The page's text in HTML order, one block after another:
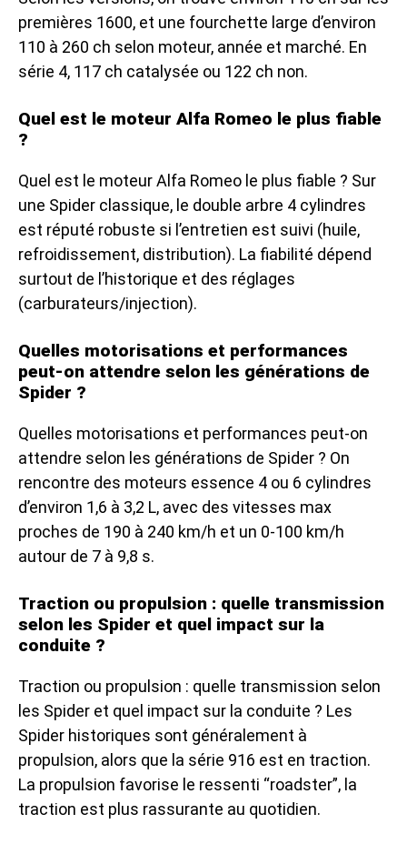
premières 1600, et une fourchette large d’environ
110 à 260 ch selon moteur, année et marché. En
série 4, 117 ch catalysée ou 122 ch non.
Quel est le moteur Alfa Romeo le plus fiable
?
Quel est le moteur Alfa Romeo le plus fiable ? Sur
une Spider classique, le double arbre 4 cylindres
est réputé robuste si l’entretien est suivi (huile,
refroidissement, distribution). La fiabilité dépend
surtout de l’historique et des réglages
(carburateurs/injection).
Quelles motorisations et performances
peut-on attendre selon les générations de
Spider ?
Quelles motorisations et performances peut-on
attendre selon les générations de Spider ? On
rencontre des moteurs essence 4 ou 6 cylindres
d’environ 1,6 à 3,2 L, avec des vitesses max
proches de 190 à 240 km/h et un 0-100 km/h
autour de 7 à 9,8 s.
Traction ou propulsion : quelle transmission
selon les Spider et quel impact sur la
conduite ?
Traction ou propulsion : quelle transmission selon
les Spider et quel impact sur la conduite ? Les
Spider historiques sont généralement à
propulsion, alors que la série 916 est en traction.
La propulsion favorise le ressenti “roadster”, la
traction est plus rassurante au quotidien.